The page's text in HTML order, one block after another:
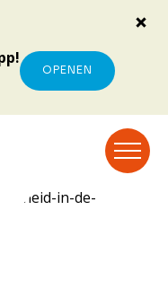
OPENEN